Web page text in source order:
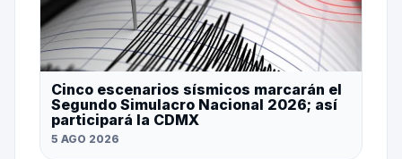
Cinco escenarios sísmicos marcarán el
Segundo Simulacro Nacional 2026; así
participará la CDMX
5 AGO 2026